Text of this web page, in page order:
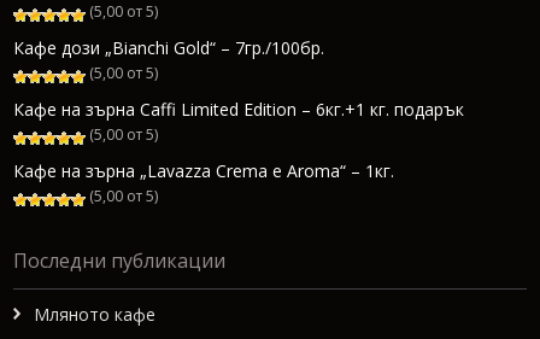
(5,00 от 5)
Кафе дози „Bianchi Gold“ – 7гр./100бр.
(5,00 от 5)
Кафе на зърна Caffi Limited Edition – 6кг.+1 кг. подарък
(5,00 от 5)
Кафе на зърна „Lavazza Crema e Aroma“ – 1кг.
(5,00 от 5)
Последни публикации
Мляното кафе